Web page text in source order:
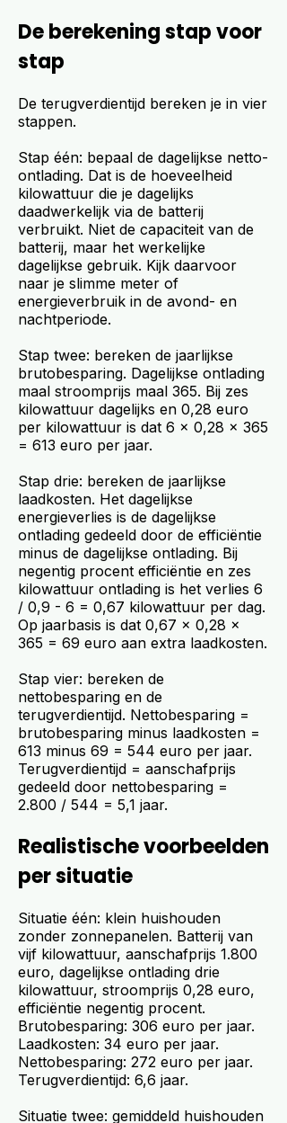
De berekening stap voor
stap
De terugverdientijd bereken je in vier
stappen.
Stap één: bepaal de dagelijkse netto-
ontlading. Dat is de hoeveelheid
kilowattuur die je dagelijks
daadwerkelijk via de batterij
verbruikt. Niet de capaciteit van de
batterij, maar het werkelijke
dagelijkse gebruik. Kijk daarvoor
naar je slimme meter of
energieverbruik in de avond- en
nachtperiode.
Stap twee: bereken de jaarlijkse
brutobesparing. Dagelijkse ontlading
maal stroomprijs maal 365. Bij zes
kilowattuur dagelijks en 0,28 euro
per kilowattuur is dat 6 × 0,28 × 365
= 613 euro per jaar.
Stap drie: bereken de jaarlijkse
laadkosten. Het dagelijkse
energieverlies is de dagelijkse
ontlading gedeeld door de efficiëntie
minus de dagelijkse ontlading. Bij
negentig procent efficiëntie en zes
kilowattuur ontlading is het verlies 6
/ 0,9 - 6 = 0,67 kilowattuur per dag.
Op jaarbasis is dat 0,67 × 0,28 ×
365 = 69 euro aan extra laadkosten.
Stap vier: bereken de
nettobesparing en de
terugverdientijd. Nettobesparing =
brutobesparing minus laadkosten =
613 minus 69 = 544 euro per jaar.
Terugverdientijd = aanschafprijs
gedeeld door nettobesparing =
2.800 / 544 = 5,1 jaar.
Realistische voorbeelden
per situatie
Situatie één: klein huishouden
zonder zonnepanelen. Batterij van
vijf kilowattuur, aanschafprijs 1.800
euro, dagelijkse ontlading drie
kilowattuur, stroomprijs 0,28 euro,
efficiëntie negentig procent.
Brutobesparing: 306 euro per jaar.
Laadkosten: 34 euro per jaar.
Nettobesparing: 272 euro per jaar.
Terugverdientijd: 6,6 jaar.
Situatie twee: gemiddeld huishouden